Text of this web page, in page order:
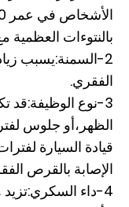
بالنتوءات العظمية
2-السمنة:يسبب
الفقري.
3-نوع الوظيفة:قد
الظهر،أو جلوس
قيادة السيارة
الإصابة بالقرص
4-داء